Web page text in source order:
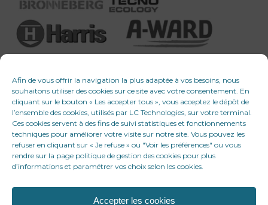
Afin de vous offrir la navigation la plus adaptée à vos besoins, nous
souhaitons utiliser des cookies sur ce site avec votre consentement. En
cliquant sur le bouton « Les accepter tous », vous acceptez le dépôt de
l’ensemble des cookies, utilisés par LC Technologies, sur votre terminal.
Ces cookies servent à des fins de suivi statistiques et fonctionnements
techniques pour améliorer votre visite sur notre site. Vous pouvez les
refuser en cliquant sur « Je refuse » ou "Voir les préférences" ou vous
rendre sur la page politique de gestion des cookies pour plus
d’informations et paramétrer vos choix selon les cookies.
Accepter les cookies